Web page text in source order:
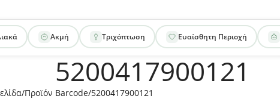
Ακμή Τριχόπτωση Ευαίσθητη Περιοχή
5200417900121
Προϊόν Barcode 5200417900121